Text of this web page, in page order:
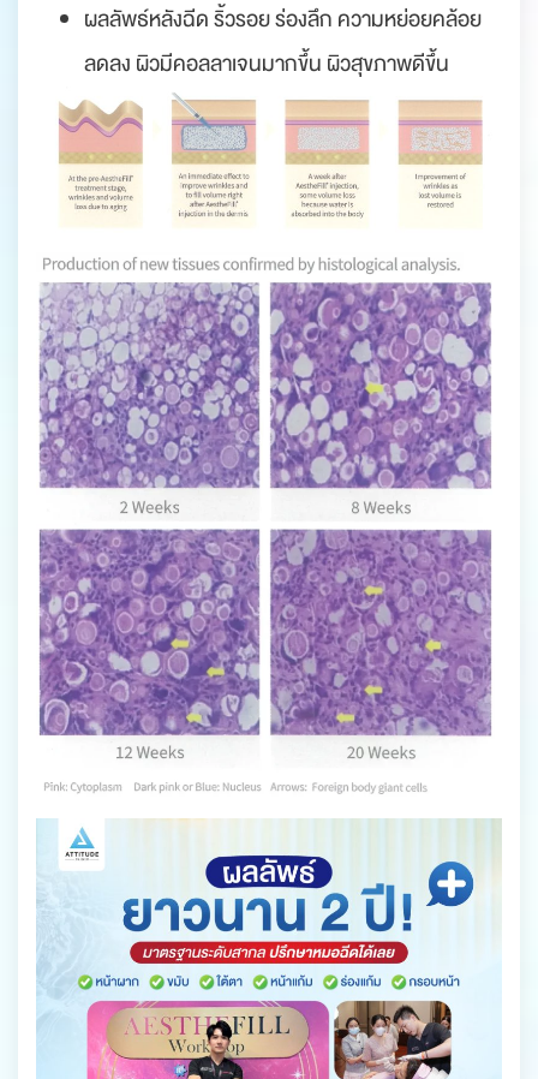
ผลลัพธ์หลังฉีด ริ้วรอย ร่องลึก ความหย่อยคล้อย
ลดลง ผิวมีคอลลาเจนมากขึ้น ผิวสุขภาพดีขึ้น